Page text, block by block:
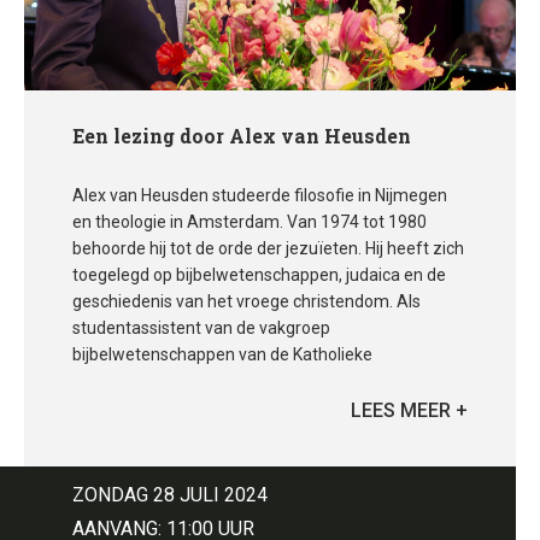
Een lezing door Alex van Heusden
Alex van Heusden studeerde filosofie in Nijmegen
en theologie in Amsterdam. Van 1974 tot 1980
behoorde hij tot de orde der jezuïeten. Hij heeft zich
toegelegd op bijbelwetenschappen, judaica en de
geschiedenis van het vroege christendom. Als
studentassistent van de vakgroep
bijbelwetenschappen van de Katholieke
leermeesters in de nieuwtestamentici Ben
maakte in oude rabbijnse en andere joodse
ZONDAG 28 JULI 2024
AANVANG: 11:00 UUR